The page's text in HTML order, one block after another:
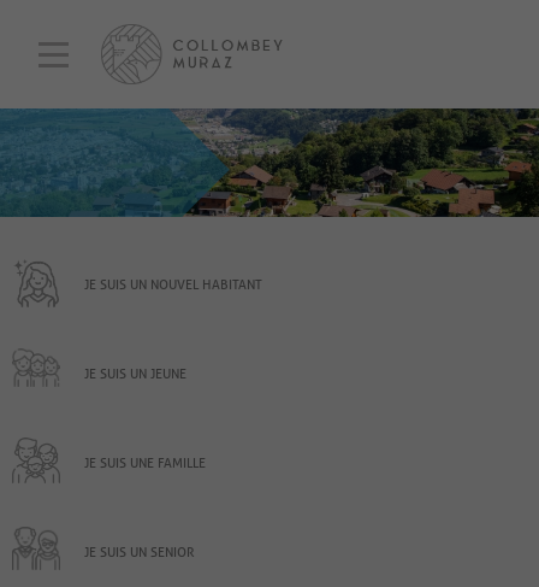
JE SUIS UN NOUVEL HABITANT
JE SUIS UN JEUNE
JE SUIS UNE FAMILLE
JE SUIS UN SENIOR